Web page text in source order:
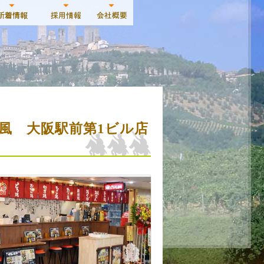
大阪駅前第1ビル店